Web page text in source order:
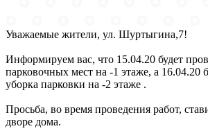
Уважаемые жители, ул. Шуртыгина,7!
Информируем вас, что 15.04.20 будет
парковочных мест на -1 этаже, а 16.04.20
уборка парковки на -2 этаже .
Просьба, во время проведения работ,
дворе дома.